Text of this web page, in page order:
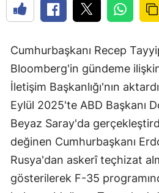
Cumhurbaşkanı Recep
Bloomberg'in gündeme ilişkin
İletişim Başkanlığı'nın
Eylül 2025'te ABD Başkanı
Beyaz Saray'da
değinen Cumhurbaşkanı
Rusya'dan askerî teçhizat
gösterilerek F-35